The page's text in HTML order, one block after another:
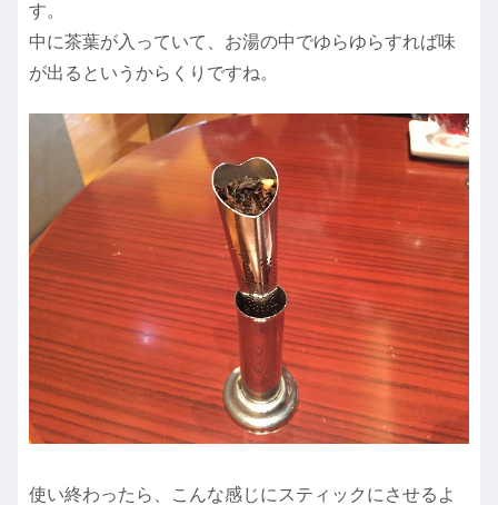
す。
中に茶葉が入っていて、お湯の中でゆらゆらすれば味
が出るというからくりですね。
使い終わったら、こんな感じにスティックにさせるよ